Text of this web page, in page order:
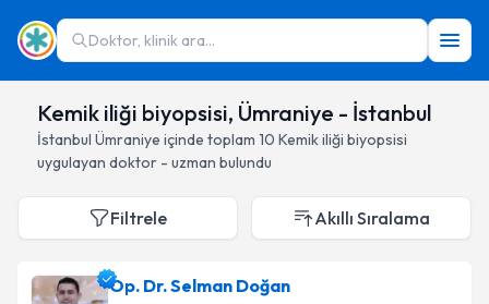
Doktor, klinik ara...
Kemik iliği biyopsisi, Ümraniye - İstanbul
İstanbul Ümraniye içinde toplam 10 Kemik iliği biyopsisi
uygulayan doktor - uzman bulundu
Filtrele Akıllı Sıralama
Op. Dr. Selman Doğan